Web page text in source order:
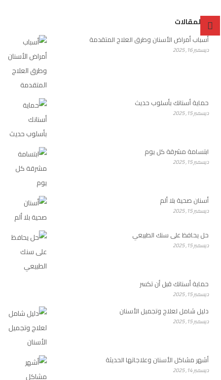
آخر المقالات
أسباب أمراض الأسنان وطرق العلاج المتقدمة
ديسمبر 16, 2025
حماية أسنانك بأسلوب حديث
ديسمبر 15, 2025
ابتسامة مشرقة كل يوم
ديسمبر 15, 2025
أسنان صحية بلا ألم
ديسمبر 15, 2025
حل يحافظ على سنك الطبيعي
ديسمبر 15, 2025
حماية أسنانك قبل أن تكسر
ديسمبر 15, 2025
دليل شامل لعلاج وتجميل الأسنان
ديسمبر 15, 2025
أشهر مشاكل الأسنان وعلاجاتها الحديثة
ديسمبر 14, 2025